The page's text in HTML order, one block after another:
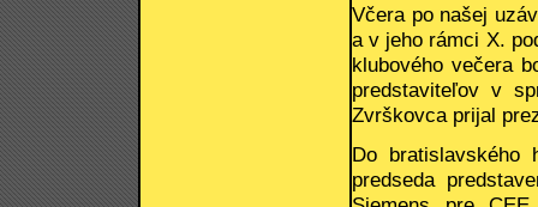
Včera po našej
a v jeho rámci X.
klubového večera
predstaviteľov v
Zvrškovca prijal
Do bratislavského
predseda